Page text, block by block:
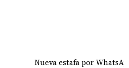
Nueva estafa por WhatsApp